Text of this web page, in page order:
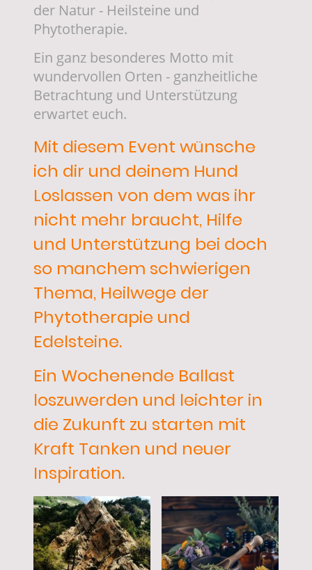
der Natur - Heilsteine und
Phytotherapie.
Ein ganz besonderes Motto mit
wundervollen Orten - ganzheitliche
Betrachtung und Unterstützung
erwartet euch.
Mit diesem Event wünsche
ich dir und deinem Hund
Loslassen von dem was ihr
nicht mehr braucht, Hilfe
und Unterstützung bei doch
so manchem schwierigen
Thema, Heilwege der
Phytotherapie und
Edelsteine.
Ein Wochenende Ballast
loszuwerden und leichter in
die Zukunft zu starten mit
Kraft Tanken und neuer
Inspiration.